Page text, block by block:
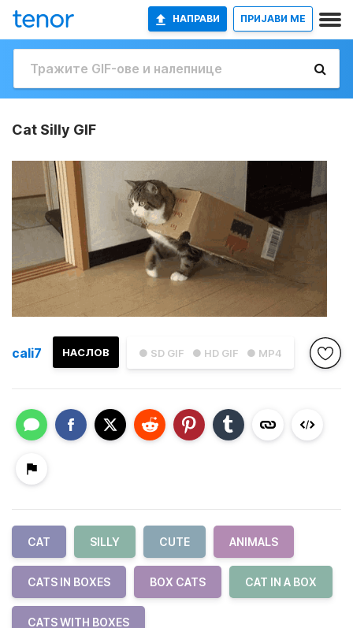
НАПРАВИ ПРИЈАВИ МЕ
Cat Silly GIF
● SD GIF ● HD GIF ● MP4
НАСЛОВ
cali7
CAT SILLY CUTE ANIMALS
CATS IN BOXES BOX CATS CAT IN A BOX
CATS WITH BOXES